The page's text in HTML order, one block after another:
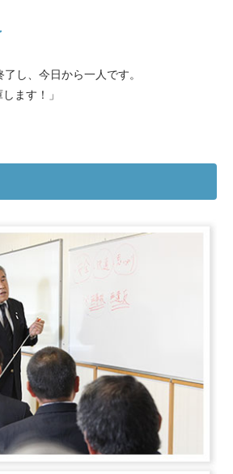
し、今日から一人です。
ます！」